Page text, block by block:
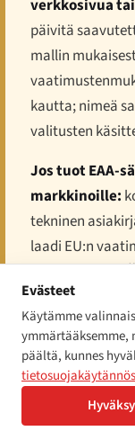
verkkosivua
päivitä
mallin
kautta; nimeä
valitusten
Jos tuot EAA-
markkinoille:
tekninen
laadi EU:n
tee yhteistyötä
kanssa.
Jos tarjoat
julkaise
yhdenmukaista
Evästeet
Käytämme
ymmärtääksemme,
päältä, kunnes
Hyväksy